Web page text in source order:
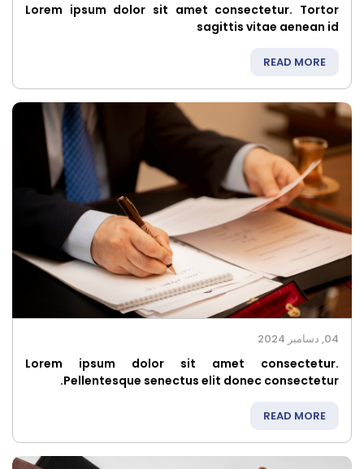
Lorem ipsum dolor sit amet consectetur. Tortor
sagittis vitae aenean id
READ MORE
04, دسامبر 2024
Lorem ipsum dolor sit amet consectetur.
Pellentesque senectus elit donec consectetur.
READ MORE